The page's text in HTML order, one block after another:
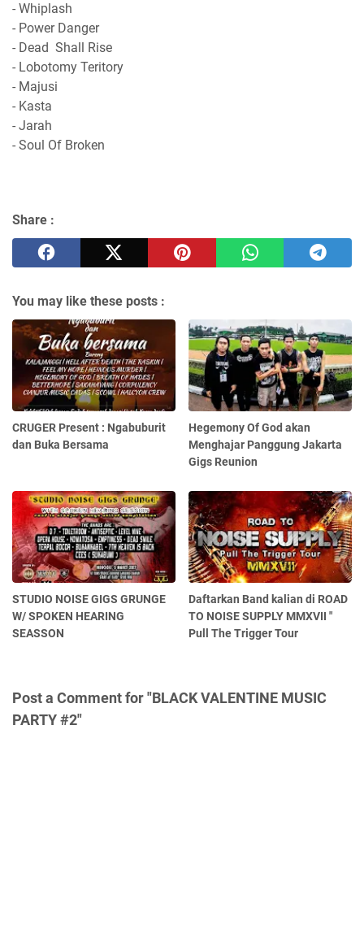
- Whiplash
- Power Danger
- Dead Shall Rise
- Lobotomy Teritory
- Majusi
- Kasta
- Jarah
- Soul Of Broken
Share :
You may like these posts :
CRUGER Present : Ngabuburit
dan Buka Bersama
Hegemony Of God akan
Menghajar Panggung Jakarta
Gigs Reunion
STUDIO NOISE GIGS GRUNGE
W/ SPOKEN HEARING
SEASSON
Daftarkan Band kalian di ROAD
TO NOISE SUPPLY MMXVII "
Pull The Trigger Tour
Post a Comment for "BLACK VALENTINE MUSIC
PARTY #2"